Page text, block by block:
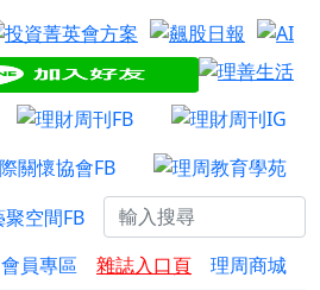
會員專區 雜誌入口頁 理周商城